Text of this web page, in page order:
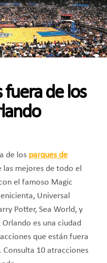
fuera de los
de los parques de
las mejores de todo el
el famoso Magic
Universal
Potter, Sea World, y
es una ciudad
que están fuera
Consulta 10 atracciones